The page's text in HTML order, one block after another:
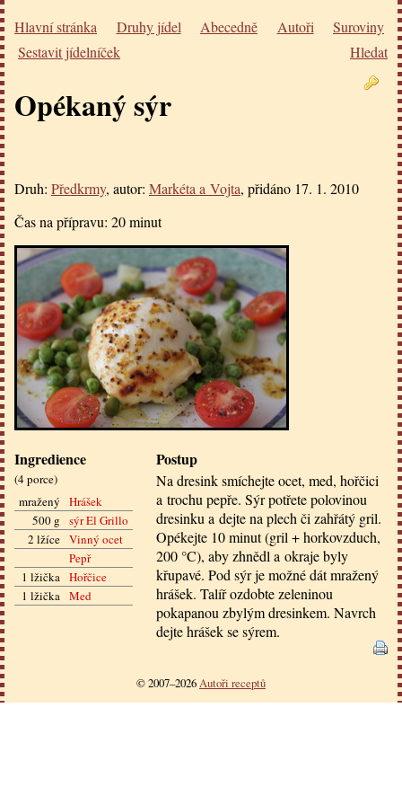
Hlavní stránka Druhy jídel Abecedně Autoři
Suroviny
Sestavit jídelníček
Hledat
Opékaný sýr
Druh: Předkrmy, autor: Markéta a Vojta, přidáno 17. 1. 2010
Čas na přípravu: 20 minut
Ingredience
(4 porce)
mražený
Hrášek
500 g
sýr El Grillo
2 lžíce Vinný ocet
Pepř
1 lžička Hořčice
1 lžička Med
Postup
Na dresink smíchejte ocet, med, hořčici
a trochu pepře. Sýr potřete polovinou
dresinku a dejte na plech či zahřátý gril.
Opékejte 10 minut (gril + horkovzduch,
200 °C), aby zhnědl a okraje byly
křupavé. Pod sýr je možné dát mražený
hrášek. Talíř ozdobte zeleninou
pokapanou zbylým dresinkem. Navrch
dejte hrášek se sýrem.
© 2007–2026Autoři receptů